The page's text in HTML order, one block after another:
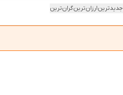
جدیدترینارزان‌ترینگران‌ترین